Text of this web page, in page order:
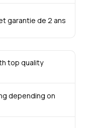
garantie de 2 ans
top quality
depending on